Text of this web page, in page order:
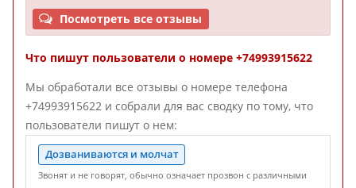
Посмотреть все отзывы
Что пишут пользователи о номере +74993915622
Мы обработали все отзывы о номере телефона
+74993915622 и собрали для вас сводку по тому, что
пользователи пишут о нем:
Дозваниваются и молчат
Звонят и не говорят, обычно означает прозвон с различными